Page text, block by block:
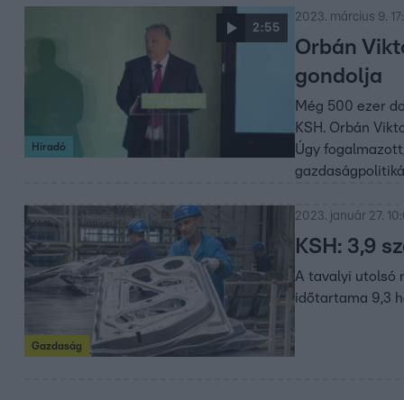
2:55
Híradó
2023. március 9.
Orbán
gondolja
Még 500 ezer
KSH. Orbán
Úgy
Gazdaság
2023. január 27.
KSH: 3,9
A tavalyi utolsó
időtartama 9,3